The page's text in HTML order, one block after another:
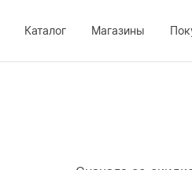
Каталог Магазины